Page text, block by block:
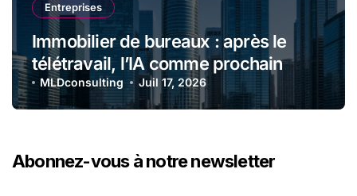
Entreprises
Immobilier de bureaux : après le
télétravail, l’IA comme prochain
choc locatif
MLDconsulting Juil 17, 2026
Abonnez-vous à notre newsletter